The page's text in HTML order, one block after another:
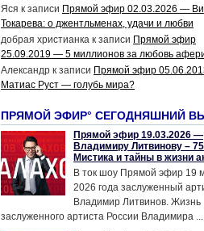
Яся к записи Прямой эфир 02.03.2026 —
Токарева: о джентльменах, удачи и любви
добрая христианка к записи Прямой эфир
25.09.2019 — 5 миллионов за любовь
Александр к записи Прямой эфир
Матиас Руст — голубь мира?
ПРЯМОЙ ЭФИР° СЕГОДНЯШНИЙ
Прямой эфир 19.03.2026 —
Владимиру Литвинову –
Мистика и тайны в жизни
В ток шоу Прямой эфир 19
2026 года заслуженный
Владимир Литвинов. Жизнь
заслуженного артиста России Владимира ...